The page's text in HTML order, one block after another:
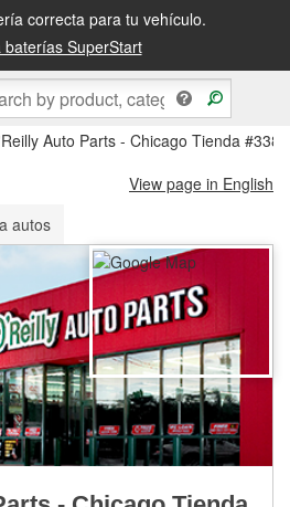
correcta para tu vehículo.
baterías SuperStart
siguiente o recógela en la tienda
Auto Parts - Chicago Tienda #3384
View page in English
autos